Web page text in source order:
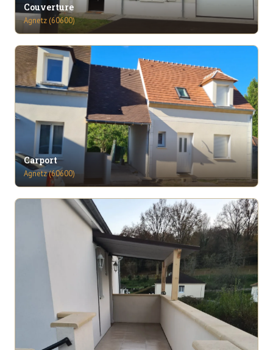
Couverture
Agnetz (60600)
Carport
Agnetz (60600)